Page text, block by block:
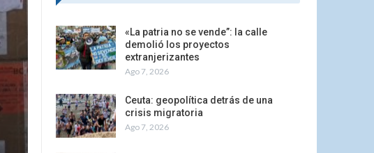
«La patria no se vende”: la calle
demolió los proyectos
extranjerizantes
Ago 7, 2026
Ceuta: geopolítica detrás de una
crisis migratoria
Ago 7, 2026